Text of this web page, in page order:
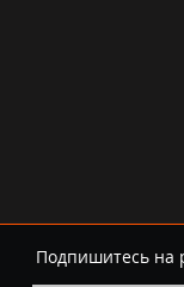
Подпишитесь на